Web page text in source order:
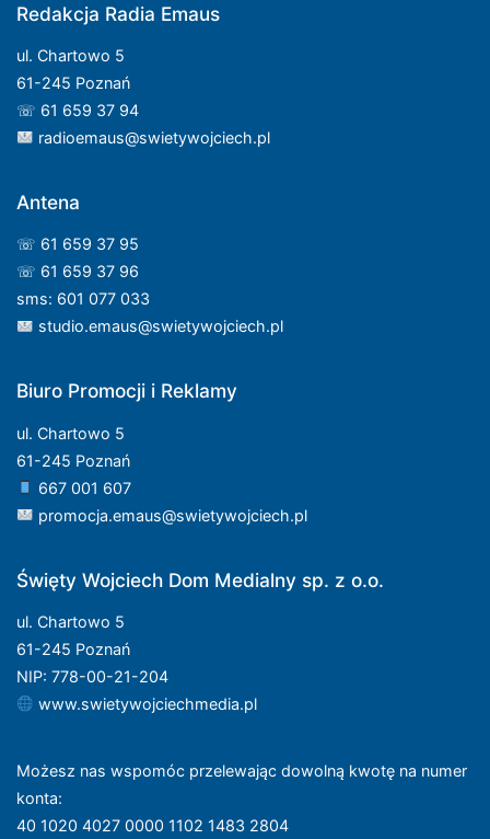
Redakcja Radia Emaus
ul. Chartowo 5
61-245 Poznań
☏ 61 659 37 94
radioemaus@swietywojciech.pl
Antena
☏ 61 659 37 95
☏ 61 659 37 96
sms: 601 077 033
studio.emaus@swietywojciech.pl
Biuro Promocji i Reklamy
ul. Chartowo 5
61-245 Poznań
667 001 607
promocja.emaus@swietywojciech.pl
Święty Wojciech Dom Medialny sp. z o.o.
ul. Chartowo 5
61-245 Poznań
NIP: 778-00-21-204
www.swietywojciechmedia.pl
Możesz nas wspomóc przelewając dowolną kwotę na numer
konta:
40 1020 4027 0000 1102 1483 2804